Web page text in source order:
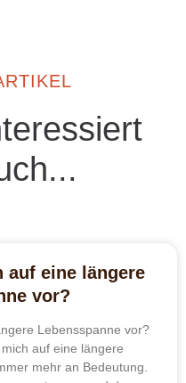
auf eine längere
vor?
Lebensspanne vor?
auf eine längere
mehr an Bedeutung.